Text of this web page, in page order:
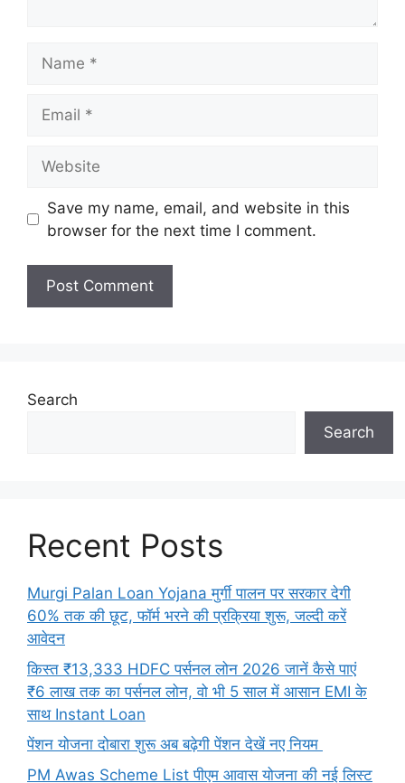
Save my name, email, and website in this
browser for the next time I comment.
Search
Search
Recent Posts
Murgi Palan Loan Yojana मुर्गी पालन पर सरकार देगी
60% तक की छूट, फॉर्म भरने की प्रक्रिया शुरू, जल्दी करें
आवेदन
किस्त ₹13,333 HDFC पर्सनल लोन 2026 जानें कैसे पाएं
₹6 लाख तक का पर्सनल लोन, वो भी 5 साल में आसान EMI के
साथ Instant Loan
पेंशन योजना दोबारा शुरू अब बढ़ेगी पेंशन देखें नए नियम
PM Awas Scheme List पीएम आवास योजना की नई लिस्ट